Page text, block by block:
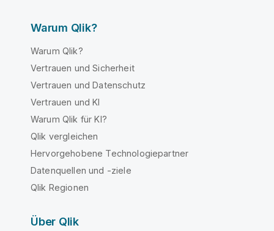
Warum Qlik?
Warum Qlik?
Vertrauen und Sicherheit
Vertrauen und Datenschutz
Vertrauen und KI
Warum Qlik für KI?
Qlik vergleichen
Hervorgehobene Technologiepartner
Datenquellen und -ziele
Qlik Regionen
Über Qlik